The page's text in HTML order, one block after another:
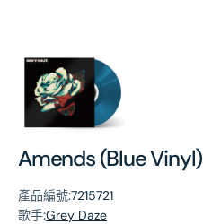
Amends (Blue Vinyl)
產品編號:7215721
歌手:Grey Daze